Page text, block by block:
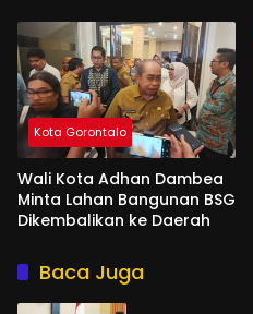
Kota Gorontalo
Wali Kota Adhan Dambea
Minta Lahan Bangunan BSG
Dikembalikan ke Daerah
Baca Juga